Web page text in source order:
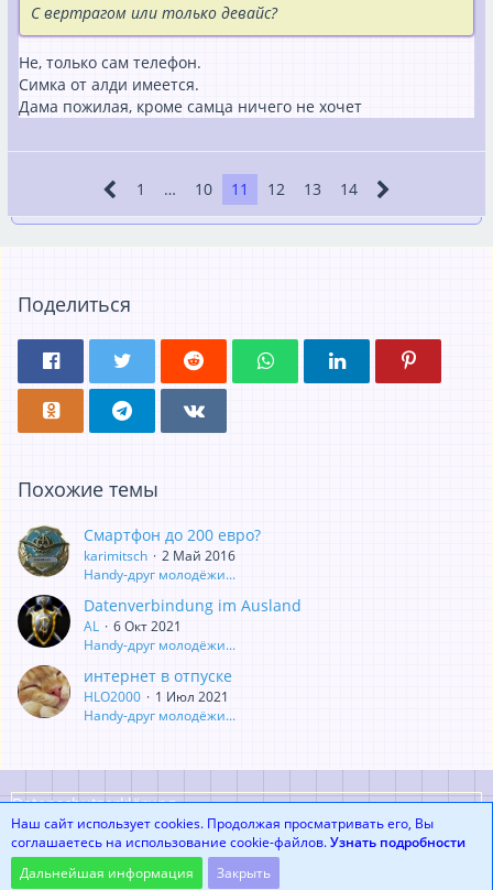
С вертрагом или только девайс?
Не, только сам телефон.
Симка от алди имеется.
Дама пожилая, кроме самца ничего не хочет
1 … 10 11 12 13 14
Поделиться
Похожие темы
Смартфон до 200 евро?
karimitsch
2 Май 2016
Handy-друг молодёжи...
Datenverbindung im Ausland
AL
6 Окт 2021
Handy-друг молодёжи...
интернет в отпуске
HLO2000
1 Июл 2021
Handy-друг молодёжи...
Datenschutzerklärung
Community-Software:WoltLab Suite™
Наш сайт использует cookies. Продолжая просматривать его, Вы
соглашаетесь на использование cookie-файлов.Узнать подробности
Дальнейшая информация
Закрыть